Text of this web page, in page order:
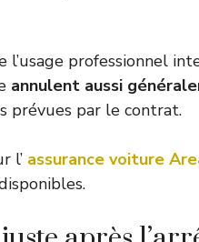
professionnel
annulent aussi
prévues par le contrat.
l’ assurance voiture